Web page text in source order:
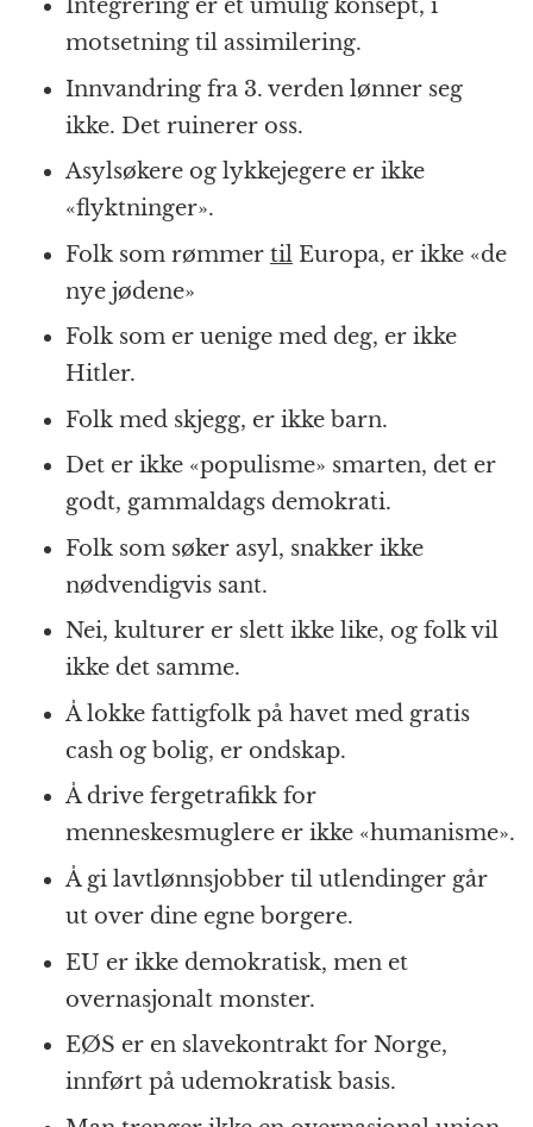
Integrering er et umulig konsept, i
motsetning til assimilering.
Innvandring fra 3. verden lønner seg
ikke. Det ruinerer oss.
Asylsøkere og lykkejegere er ikke
«flyktninger».
Folk som rømmer til Europa, er ikke «de
nye jødene»
Folk som er uenige med deg, er ikke
Hitler.
Folk med skjegg, er ikke barn.
Det er ikke «populisme» smarten, det er
godt, gammaldags demokrati.
Folk som søker asyl, snakker ikke
nødvendigvis sant.
Nei, kulturer er slett ikke like, og folk vil
ikke det samme.
Å lokke fattigfolk på havet med gratis
cash og bolig, er ondskap.
Å drive fergetrafikk for
menneskesmuglere er ikke «humanisme».
Å gi lavtlønnsjobber til utlendinger går
ut over dine egne borgere.
EU er ikke demokratisk, men et
overnasjonalt monster.
EØS er en slavekontrakt for Norge,
innført på udemokratisk basis.